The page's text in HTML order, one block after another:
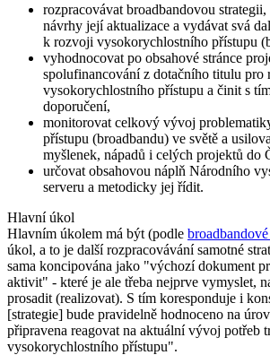
rozpracovávat broadbandovou
návrhy její aktualizace a vydávat svá
k rozvoji vysokorychlostního přístupu
vyhodnocovat po obsahové stránce
spolufinancování z dotačního titulu pro
vysokorychlostního přístupu a činit s
doporučení,
monitorovat celkový vývoj
přístupu (broadbandu) ve světě a
myšlenek, nápadů i celých projektů do
určovat obsahovou náplň Národního
serveru a metodicky jej řídit.
Hlavní úkol
Hlavním úkolem má být (podle
úkol, a to je další rozpracovávání samotné
sama koncipována jako "výchozí dokument
aktivit" - které je ale třeba nejprve vymyslet,
prosadit (realizovat). S tím koresponduje i
[strategie] bude pravidelně hodnoceno na
připravena reagovat na aktuální vývoj potřeb
vysokorychlostního přístupu".